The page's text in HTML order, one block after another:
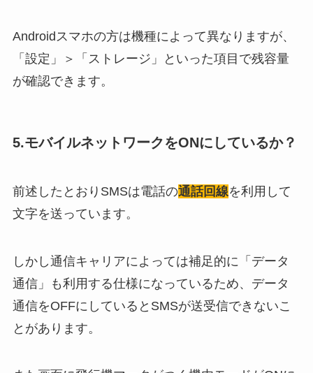
Androidスマホの方は機種によって異なりますが、
「設定」＞「ストレージ」といった項目で残容量
が確認できます。
5.モバイルネットワークをONにしているか？
前述したとおりSMSは電話の通話回線を利用して
文字を送っています。
しかし通信キャリアによっては補足的に「データ
通信」も利用する仕様になっているため、データ
通信をOFFにしているとSMSが送受信できないこ
とがあります。